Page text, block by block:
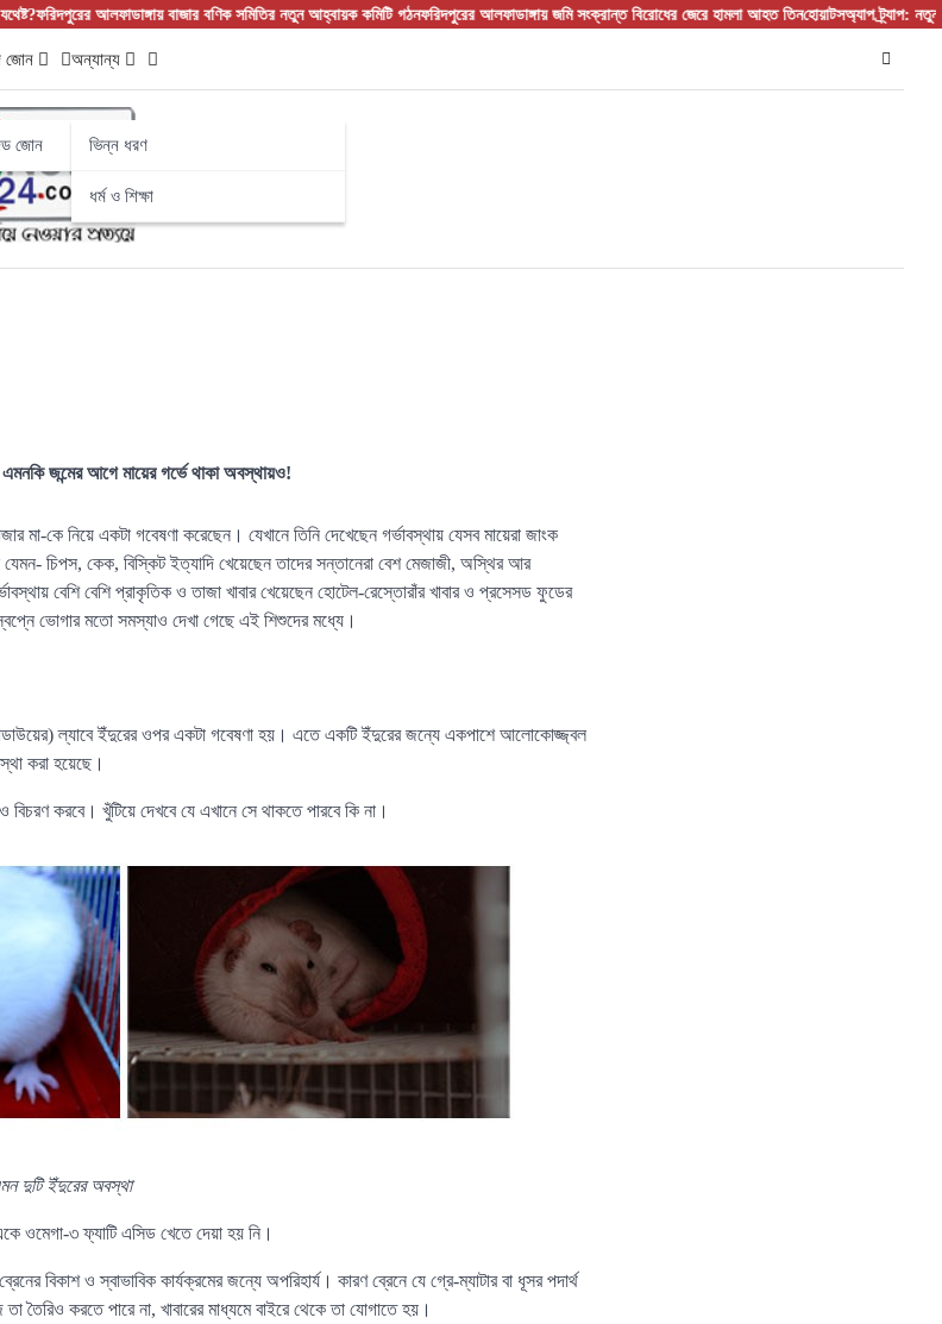
বাজার বণিক সমিতির নতুন আহ্বায়ক কমিটি গঠনফরিদপুরের আলফাডাঙ্গায় জমি সংক্রান্ত বিরোধের জেরে হামলা আহত তিনহোয়াটসঅ্যাপ ট্র্যাপ: নতুন কৌশলে বাড়ছে
জোন
জোন
অন্যান্য
ভিন্ন ধরণ
ধর্ম ও শিক্ষা
জন্মের আগে মায়ের গর্ভে থাকা অবস্থায়ও!
মা-কে নিয়ে একটা গবেষণা করেছেন। যেখানে তিনি দেখেছেন গর্ভাবস্থায় যেসব মায়েরা জাংক
চিপস, কেক, বিস্কিট ইত্যাদি খেয়েছেন তাদের সন্তানেরা বেশ মেজাজী, অস্থির আর
বেশি বেশি প্রাকৃতিক ও তাজা খাবার খেয়েছেন হোটেল-রেস্তোরাঁর খাবার ও প্রসেসড ফুডের
ভোগার মতো সমস্যাও দেখা গেছে এই শিশুদের মধ্যে।
ল্যাবে ইঁদুরের ওপর একটা গবেষণা হয়। এতে একটি ইঁদুরের জন্যে একপাশে আলোকোজ্জ্বল
করা হয়েছে।
করবে। খুঁটিয়ে দেখবে যে এখানে সে থাকতে পারবে কি না।
দুটি ইঁদুরের অবস্থা
ওমেগা-৩ ফ্যাটি এসিড খেতে দেয়া হয় নি।
বিকাশ ও স্বাভাবিক কার্যক্রমের জন্যে অপরিহার্য। কারণ ব্রেনে যে গ্রে-ম্যাটার বা ধূসর পদার্থ
তৈরিও করতে পারে না, খাবারের মাধ্যমে বাইরে থেকে তা যোগাতে হয়।